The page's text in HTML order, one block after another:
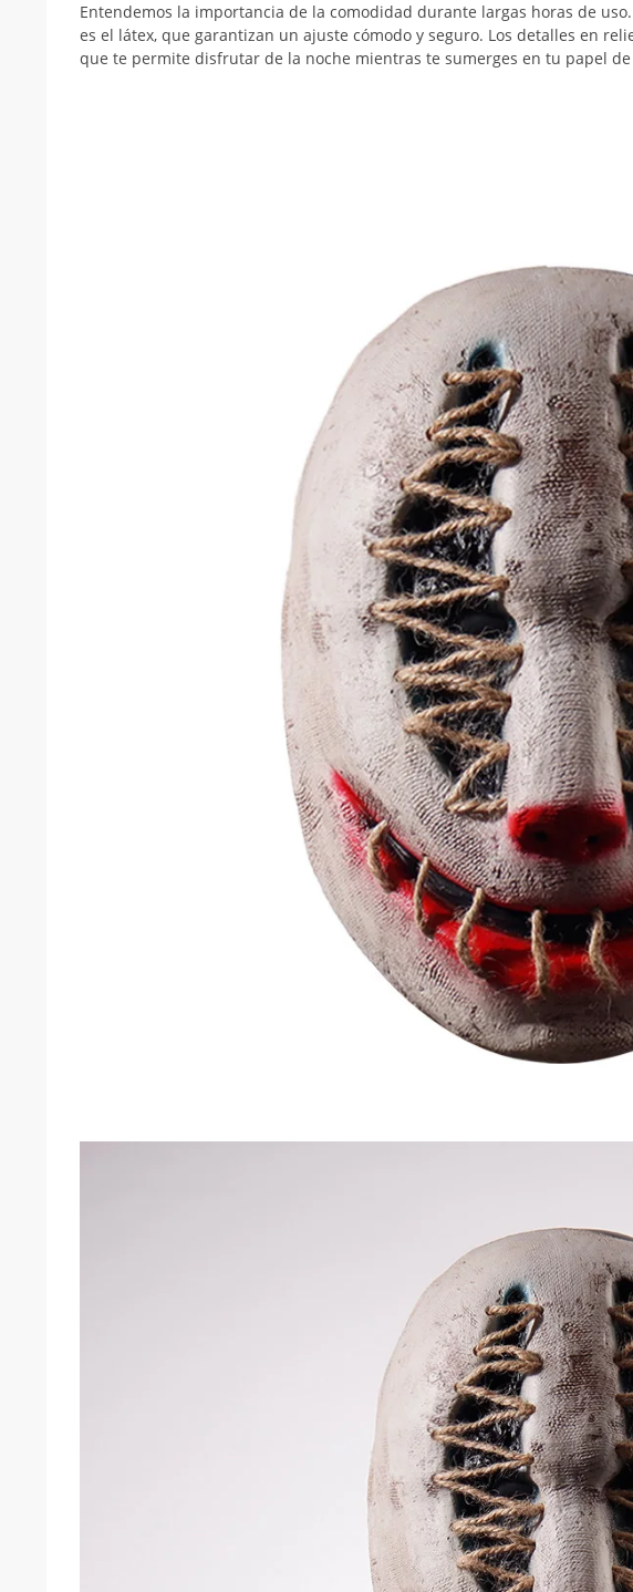
Entendemos la importancia de la comodidad durante largas horas de
es el látex, que garantizan un ajuste cómodo y seguro. Los detalles en
que te permite disfrutar de la noche mientras te sumerges en tu papel de